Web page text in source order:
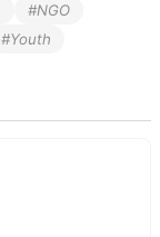
#NGO
#Youth